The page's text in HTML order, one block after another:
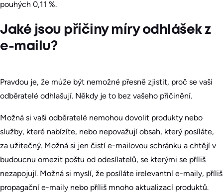
pouhých 0,11 %.
Jaké jsou příčiny míry odhlášek z
e-mailu?
Pravdou je, že může být nemožné přesně zjistit, proč se vaši
odběratelé odhlašují. Někdy je to bez vašeho přičinění.
Možná si vaši odběratelé nemohou dovolit produkty nebo
služby, které nabízíte, nebo nepovažují obsah, který posíláte,
za užitečný. Možná si jen čistí e-mailovou schránku a chtějí v
budoucnu omezit poštu od odesílatelů, se kterými se příliš
nezapojují. Možná si myslí, že posíláte irelevantní e-maily, příliš
propagační e-maily nebo příliš mnoho aktualizací produktů.